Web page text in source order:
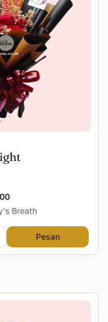
Breath
Pesan